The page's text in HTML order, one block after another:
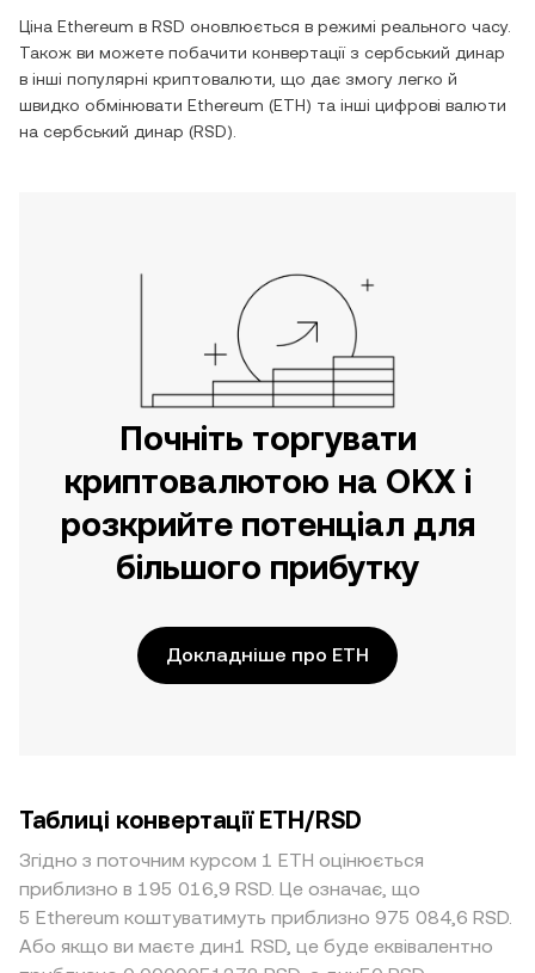
Ціна Ethereum в RSD оновлюється в режимі реального часу.
Також ви можете побачити конвертації з сербський динар
в інші популярні криптовалюти, що дає змогу легко й
швидко обмінювати Ethereum (ETH) та інші цифрові валюти
на сербський динар (RSD).
Почніть торгувати
криптовалютою на OKX і
розкрийте потенціал для
більшого прибутку
Докладніше про ETH
Таблиці конвертації ETH/RSD
Згідно з поточним курсом 1 ETH оцінюється
приблизно в 195 016,9 RSD. Це означає, що
5 Ethereum коштуватимуть приблизно 975 084,6 RSD.
Або якщо ви маєте дин1 RSD, це буде еквівалентно